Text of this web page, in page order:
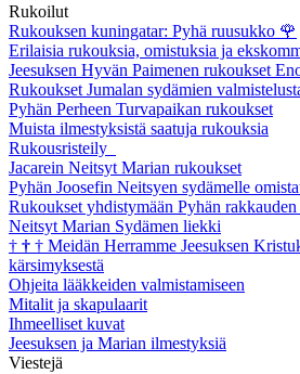
Rukoilut
Rukouksen kuningatar: Pyhä ruusukko 🌹
Erilaisia rukouksia, omistuksia ja
Jeesuksen Hyvän Paimenen rukoukset
Rukoukset Jumalan sydämien
Pyhän Perheen Turvapaikan rukoukset
Muista ilmestyksistä saatuja rukouksia
Rukousristeily
Jacarein Neitsyt Marian rukoukset
Pyhän Joosefin Neitsyen sydämelle
Rukoukset yhdistymään Pyhän rakkauden
Neitsyt Marian Sydämen liekki
† † † Meidän Herramme Jeesuksen
kärsimyksestä
Ohjeita lääkkeiden valmistamiseen
Mitalit ja skapulaarit
Ihmeelliset kuvat
Jeesuksen ja Marian ilmestyksiä
Viestejä